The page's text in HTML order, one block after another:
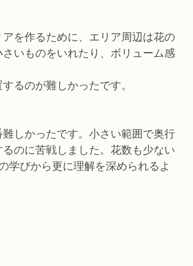
を作るために、エリア周辺は花の
いものをいれたり、ボリューム感
るのが難しかったです。
しかったです。小さい範囲で奥行
のに苦戦しました。花数も少ない
学びから更に理解を深められるよ